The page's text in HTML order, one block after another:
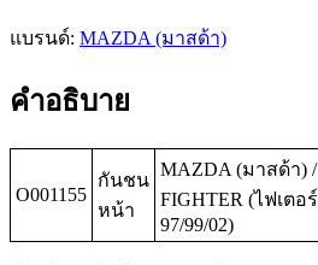
แบรนด์: MAZDA (มาสด้า)
คำอธิบาย
O001155
กันชน
หน้า
MAZDA (มาสด้า) /
FIGHTER (ไฟเตอร์
97/99/02)